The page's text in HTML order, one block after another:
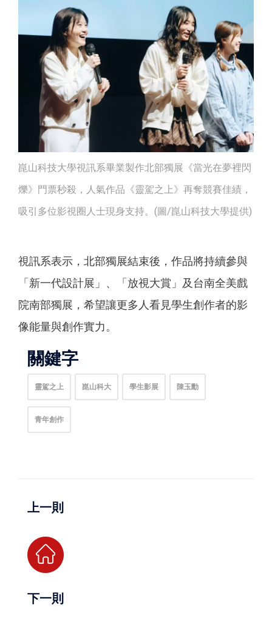
崑山科技大學視訊系畢業製作北部獨展《當光在夢裡閃
爍》門票秒殺，人氣作品《靈駕之上》再奪競賽佳績，
吸引多位影視圈人士現身支持。(圖/崑山科技大學提供)
視訊系表示，北部獨展結束後，作品將持續參與
「新一代設計展」、「放視大賞」及台南全美戲
院南部獨展，希望讓更多人看見學生創作者的影
像能量與創作實力。
關鍵字
靈駕之上 崑山科大 學生影展 陳玉勳
青年創作
上一則
下一則